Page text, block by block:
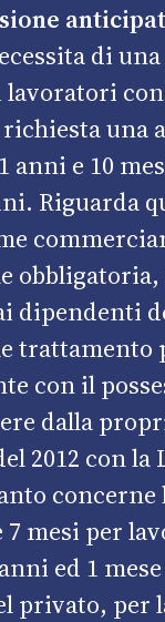
di
richiesta
anni e 10
Riguarda
dipendenti
trattamento
con il
dalla
2012 con
concerne
7 mesi per
ed 1
privato, per